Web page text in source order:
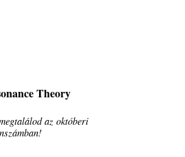
Theory
az októberi